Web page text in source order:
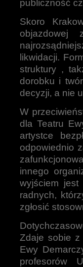
publiczność
Skoro
likwidacji.
struktury ,
dorobku i
decyzji, a nie
W
dla Teatru
artystce
odpowiednio
innego
wyjściem jest
radnych,
zgłosić
Zdaje sobie z
Ewy
profesorów